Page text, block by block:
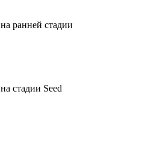
ранней стадии
стадии Seed